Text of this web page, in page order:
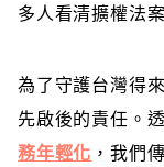
多人看清擴權法
為了守護台灣得
先啟後的責任。
務年輕化 ，我們